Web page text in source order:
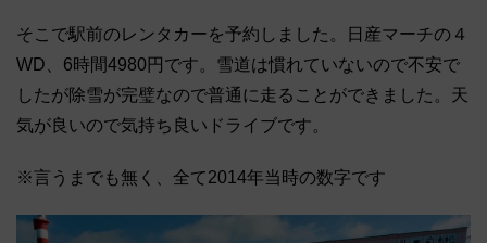
そこで駅前のレンタカーを予約しました。日産マーチの４
WD、6時間4980円です。雪道は慣れていないので不安で
したが除雪が完璧なので普通に走ることができました。天
気が良いので気持ち良いドライブです。
※言うまでも無く、全て2014年当時の数字です